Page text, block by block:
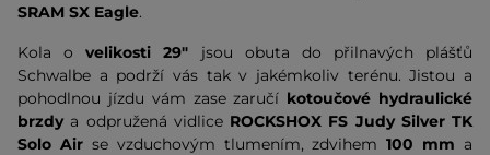
SRAM SX Eagle.
Kola ovelikosti 29" jsou obuta do přilnavých plášťů
Schwalbe a podrží vás tak v jakémkoliv terénu. Jistou a
pohodlnou jízdu vám zase zaručí kotoučové hydraulické
brzdya odpružená vidlice ROCKSHOX FS Judy Silver TK
Solo Air se vzduchovým tlumením, zdvihem100 mm a